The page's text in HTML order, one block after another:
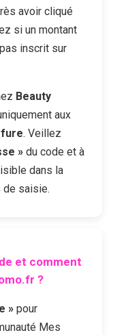
avoir cliqué
si un montant
inscrit sur
Beauty
aux
. Veillez
» du code et à
dans la
de saisie.
et comment
?
» pour
Mes